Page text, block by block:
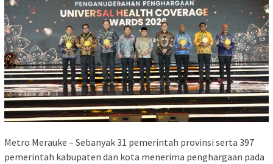
Metro Merauke – Sebanyak 31 pemerintah provinsi serta 397
pemerintah kabupaten dan kota menerima penghargaan pada